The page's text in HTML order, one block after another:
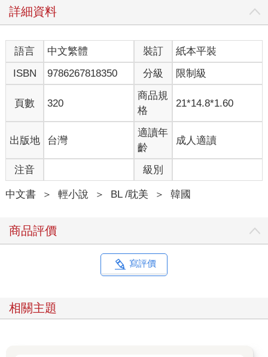
幾乎都已經心知肚明，猜出金杉與那場事故脫離不了關係。
許弼植有說過會議大廳的各個角落裡都已經安插了負責暗中保護
讓金杉有種被禁錮的窒息感。他明明可以四處走走，去看看擺放
在大廳各處的輕食小點，奇怪的是他的雙腿卻怎麼樣也動不了半
分半毫。
這時，本來還聚在大廳一角交頭接耳的三名哨兵突然朝金杉的方
向走來。從三人身穿的那套黑色哨兵制服，以及別在上面的徽章
可以看出他們分別是Ｃ級和Ｄ級哨兵。
「嚮導先生您好，我們可以坐在您旁邊嗎？」
「蛤？啊，可以，請坐。」
金杉原本以為他們只是看準自己身旁的椅子，想要找個空位坐
下。然而，那三名哨兵不僅坐了下來，視線還直勾勾地盯著他不
放。
此刻，金杉才反應過來，對方剛才那句話的目的其實是想和他聊
仔細想想，他從來沒有和其他哨兵有過任何正式的交談。在他的
印象中，除了齊道海之外，他也只有遇過那個曾經粗暴地把他拖
著走的哨兵，所以看著眼前的三人，他的心裡不自覺地有些忐
一向金杉遞上自己的名片，又友好地報上自己的名字。有些摸不
杉的心裡有些警戒，便刻意開了幾個小玩笑，試圖活躍言談間的
詳細資料
語言 中文繁體 裝訂
紙本平裝
ISBN
9786267818350 分級 限制級
頁數 320
商品規
格
21*14.8*1.60
出版地 台灣
適讀年
齡
成人適讀
注音 級別
中文書 ＞ 輕小說 ＞ BL /耽美 ＞ 韓國
商品評價
寫評價
相關主題